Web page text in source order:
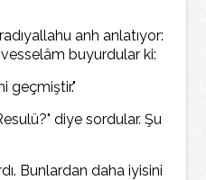
anh anlatıyor:
buyurdular ki:
geçmiştir."
diye sordular. Şu
Bunlardan daha iyisini